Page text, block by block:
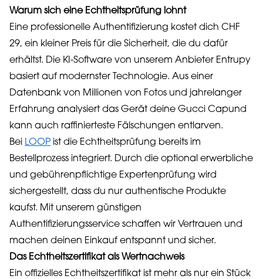
Warum sich eine Echtheitsprüfung lohnt
Eine professionelle Authentifizierung kostet dich CHF
29, ein kleiner Preis für die Sicherheit, die du dafür
erhältst. Die KI-Software von unserem Anbieter Entrupy
basiert auf modernster Technologie. Aus einer
Datenbank von Millionen von Fotos und jahrelanger
Erfahrung analysiert das Gerät deine Gucci Capund
kann auch raffinierteste Fälschungen entlarven.
Bei LOOP ist die Echtheitsprüfung bereits im
Bestellprozess integriert. Durch die optional erwerbliche
und gebührenpflichtige Expertenprüfung wird
sichergestellt, dass du nur authentische Produkte
kaufst. Mit unserem günstigen
Authentifizierungsservice schaffen wir Vertrauen und
machen deinen Einkauf entspannt und sicher.
Das Echtheitszertifikat als Wertnachweis
Ein offizielles Echtheitszertifikat ist mehr als nur ein Stück